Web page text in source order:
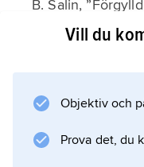
B. Salin,
Fornvännen
Vill du
Objektiv och
Prova det, du